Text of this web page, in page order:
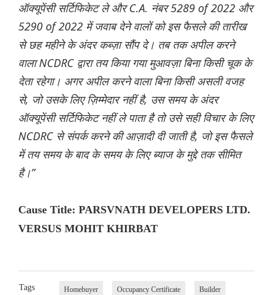
ऑक्यूपेंसी सर्टिफिकेट ले और C.A. नंबर 5289 of 2022 और
5290 of 2022 में जवाब देने वालों को इस फैसले की तारीख
से छह महीने के अंदर कब्ज़ा सौंप दे। तब तक अपील करने
वाला NCDRC द्वारा तय किया गया मुआवज़ा बिना किसी चूक के
देता रहेगा। अगर अपील करने वाला बिना किसी असली वजह
से, जो उसके लिए ज़िम्मेदार नहीं है, उस समय के अंदर
ऑक्यूपेंसी सर्टिफिकेट नहीं ले पाता है तो उसे सही विचार के लिए
NCDRC से संपर्क करने की आज़ादी दी जाती है, जो इस फैसले
में तय समय के बाद के समय के लिए ब्याज के मुद्दे तक सीमित
है।”
Cause Title: PARSVNATH DEVELOPERS LTD.
VERSUS MOHIT KHIRBAT
Tags Homebuyer Occupancy Certificate Builder